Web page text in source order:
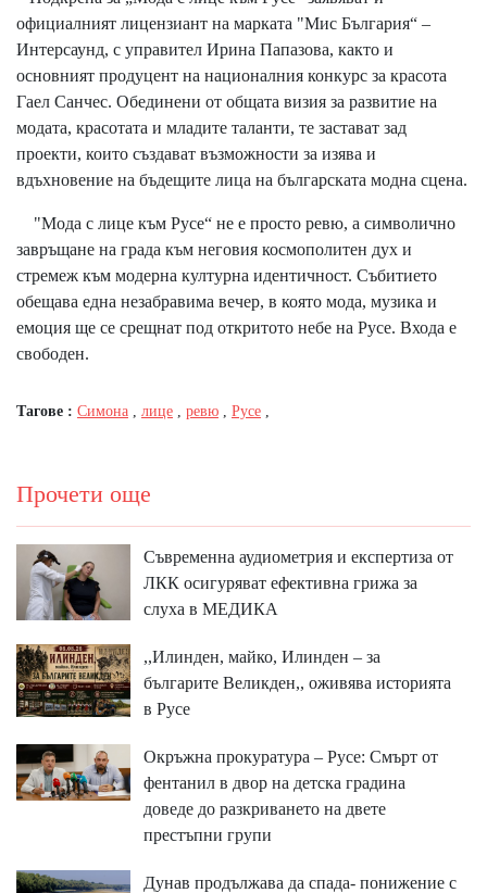
официалният лицензиант на марката "Мис България“ –
Интерсаунд, с управител Ирина Папазова, както и
основният продуцент на националния конкурс за красота
Гаел Санчес. Обединени от общата визия за развитие на
модата, красотата и младите таланти, те застават зад
проекти, които създават възможности за изява и
вдъхновение на бъдещите лица на българската модна сцена.
"Мода с лице към Русе“ не е просто ревю, а символично
завръщане на града към неговия космополитен дух и
стремеж към модерна културна идентичност. Събитието
обещава една незабравима вечер, в която мода, музика и
емоция ще се срещнат под откритото небе на Русе. Входа е
свободен.
Тагове : Симона лице ревю Русе
Прочети още
Съвременна аудиометрия и експертиза от
ЛКК осигуряват ефективна грижа за
слуха в МЕДИКА
,,Илинден, майко, Илинден – за
българите Великден,, оживява историята
в Русе
Окръжна прокуратура – Русе: Смърт от
фентанил в двор на детска градина
доведе до разкриването на двете
престъпни групи
Дунав продължава да спада- понижение с